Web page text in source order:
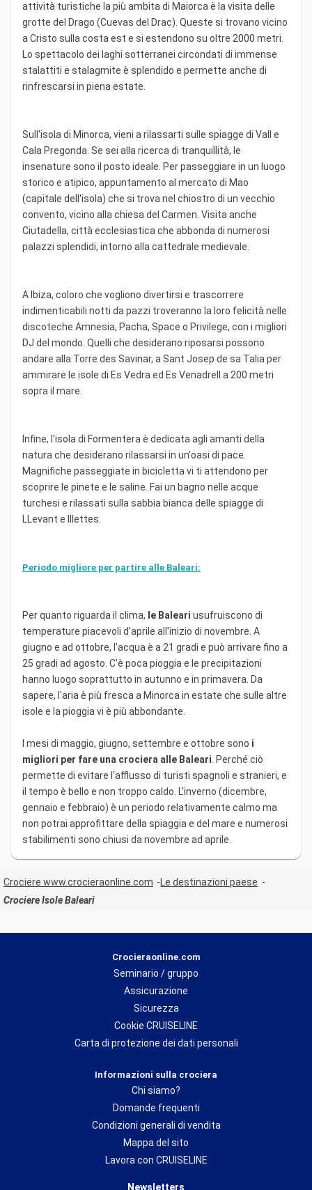
attività turistiche la più ambita di Maiorca è la visita delle
grotte del Drago (Cuevas del Drac). Queste si trovano vicino
a Cristo sulla costa est e si estendono su oltre 2000 metri.
Lo spettacolo dei laghi sotterranei circondati di immense
stalattiti e stalagmite è splendido e permette anche di
rinfrescarsi in piena estate.
Sull'isola di Minorca, vieni a rilassarti sulle spiagge di Vall e
Cala Pregonda. Se sei alla ricerca di tranquillità, le
insenature sono il posto ideale. Per passeggiare in un luogo
storico e atipico, appuntamento al mercato di Mao
(capitale dell'isola) che si trova nel chiostro di un vecchio
convento, vicino alla chiesa del Carmen. Visita anche
Ciutadella, città ecclesiastica che abbonda di numerosi
palazzi splendidi, intorno alla cattedrale medievale.
A Ibiza, coloro che vogliono divertirsi e trascorrere
indimenticabili notti da pazzi troveranno la loro felicità nelle
discoteche Amnesia, Pacha, Space o Privilege, con i migliori
DJ del mondo. Quelli che desiderano riposarsi possono
andare alla Torre des Savinar, a Sant Josep de sa Talia per
ammirare le isole di Es Vedra ed Es Venadrell a 200 metri
sopra il mare.
Infine, l'isola di Formentera è dedicata agli amanti della
natura che desiderano rilassarsi in un'oasi di pace.
Magnifiche passeggiate in bicicletta vi ti attendono per
scoprire le pinete e le saline. Fai un bagno nelle acque
turchesi e rilassati sulla sabbia bianca delle spiagge di
LLevant e Illettes.
Periodo migliore per partire alle Baleari:
Per quanto riguarda il clima, le Baleari usufruiscono di
temperature piacevoli d'aprile all'inizio di novembre. A
giugno e ad ottobre, l'acqua è a 21 gradi e può arrivare fino a
25 gradi ad agosto. C'è poca pioggia e le precipitazioni
hanno luogo soprattutto in autunno e in primavera. Da
sapere, l'aria è più fresca a Minorca in estate che sulle altre
isole e la pioggia vi è più abbondante.
I mesi di maggio, giugno, settembre e ottobre sono i
migliori per fare una crociera alle Baleari. Perché ciò
permette di evitare l'afflusso di turisti spagnoli e stranieri, e
il tempo è bello e non troppo caldo. L'inverno (dicembre,
gennaio e febbraio) è un periodo relativamente calmo ma
non potrai approfittare della spiaggia e del mare e numerosi
stabilimenti sono chiusi da novembre ad aprile.
Crociere www.crocieraonline.com
Le destinazioni paese
Crociere Isole Baleari
Crocieraonline.com
Seminario / gruppo
Assicurazione
Sicurezza
Cookie CRUISELINE
Carta di protezione dei dati personali
Informazioni sulla crociera
Chi siamo?
Domande frequenti
Condizioni generali di vendita
Mappa del sito
Lavora con CRUISELINE
Newsletters